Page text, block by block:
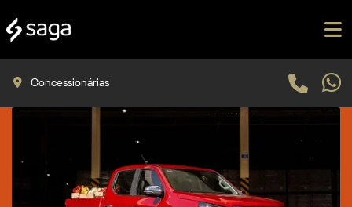
Concessionárias